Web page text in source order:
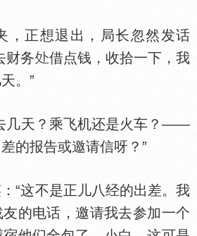
正想退出，局长忽然发话
财务
借点钱，收拾一下，我
。”
天？乘飞机还是火车？——
的报告或邀请信呀？”
这不是正儿八经的出差。我
的电话，邀请我去参加一个